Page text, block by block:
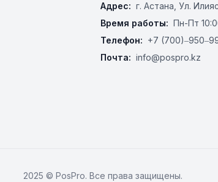
Адрес: г. Астана, ​Ул.
Время работы: Пн-Пт
Телефон: +7
Почта: info@pospro.kz
2025 © PosPro. Все права защищены.